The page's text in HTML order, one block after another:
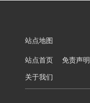
站点地图
站点首页 免责声明
关于我们